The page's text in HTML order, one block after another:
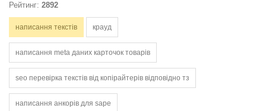
Рейтинг: 2892
написання текстів крауд
написання meta даних карточок товарів
seo перевірка текстів від копірайтерів відповідно тз
написання анкорів для sape